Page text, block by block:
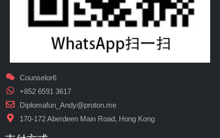
Counselor6
+852 6591 3617
Diplomafun_Andy@proton.me
170-172 Aberdeen Main Road, Hong Kong